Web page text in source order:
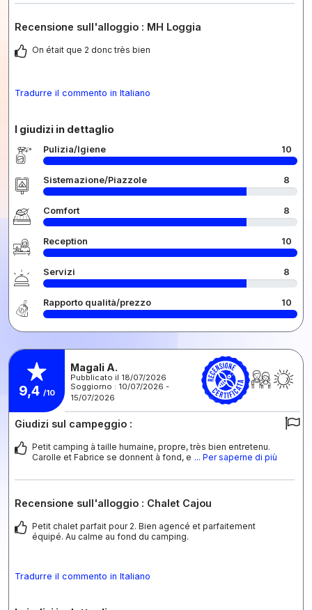
Recensione sull'alloggio : MH Loggia
On était que 2 donc très bien
Tradurre il commento in Italiano
I giudizi in dettaglio
Pulizia/Igiene 10
Sistemazione/Piazzole 8
Comfort 8
Reception 10
Servizi 8
Rapporto qualità/prezzo 10
9,4 /10
Magali A.
Pubblicato il 18/07/2026
Soggiorno : 10/07/2026 -
15/07/2026
Giudizi sul campeggio :
Petit camping à taille humaine, propre, très bien entretenu.
Carolle et Fabrice se donnent à fond, e ... Per saperne di più
Recensione sull'alloggio : Chalet Cajou
Petit chalet parfait pour 2. Bien agencé et parfaitement
équipé. Au calme au fond du camping.
Tradurre il commento in Italiano